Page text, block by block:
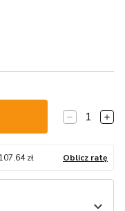
1
107.64zł Oblicz ratę